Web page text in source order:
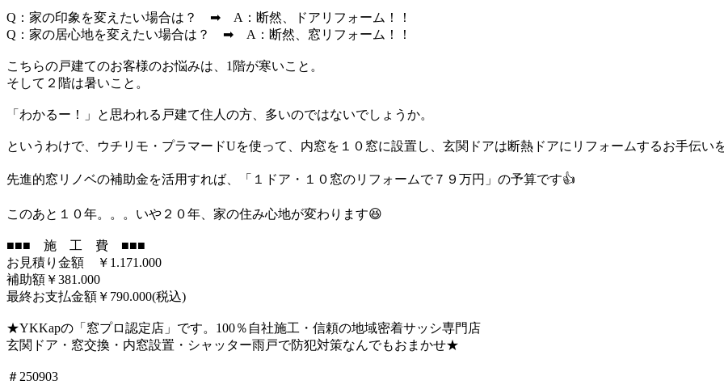
Q：家の印象を変えたい場合は？ ➡ A：断然、ドアリフォーム！！
Q：家の居心地を変えたい場合は？ ➡ A：断然、窓リフォーム！！
こちらの戸建てのお客様のお悩みは、1階が寒いこと。
そして２階は暑いこと。
「わかるー！」と思われる戸建て住人の方、多いのではないでしょうか。
というわけで、ウチリモ・プラマードUを使って、内窓を１０窓に設置し、玄関ドアは断熱ドアにリフォームするお手伝い
先進的窓リノベの補助金を活用すれば、「１ドア・１０窓のリフォームで７９万円」の予算です👍
このあと１０年。。。いや２０年、家の住み心地が変わります😆
■■■ 施 工 費 ■■■
お見積り金額 ￥1.171.000
補助額￥381.000
最終お支払金額￥790.000(税込)
★YKKapの「窓プロ認定店」です。100％自社施工・信頼の地域密着サッシ専門店
玄関ドア・窓交換・内窓設置・シャッター雨戸で防犯対策なんでもおまかせ★
＃250903